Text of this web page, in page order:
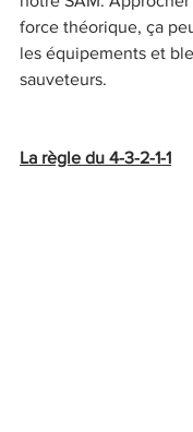
force théorique, ça
les équipements et
sauveteurs.
La règle du 4-3-2-1-1